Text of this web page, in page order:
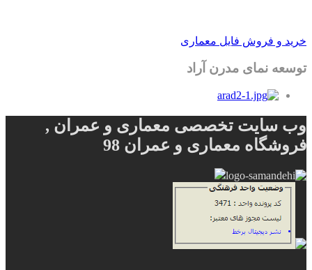
خرید و فروش فایل معماری
توسعه نمای مدرن آراد
وب سایت تخصصی معماری و عمران ,
فروشگاه معماری و عمران 98